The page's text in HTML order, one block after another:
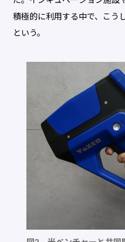
積極的に利用する中で、こう
という。